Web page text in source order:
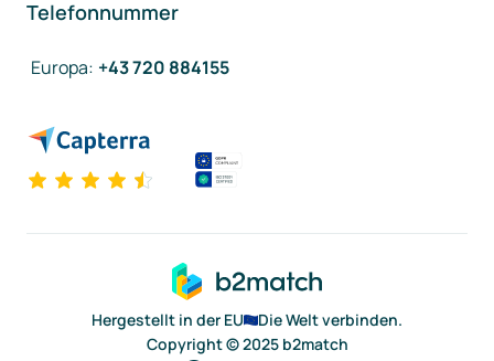
Telefonnummer
Europa: +43 720 884155
Hergestellt in der EU
Die Welt verbinden.
Copyright © 2025 b2match